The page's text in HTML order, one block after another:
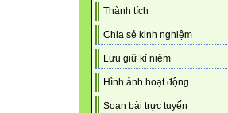
Thành tích
Chia sẻ kinh nghiệm
Lưu giữ kỉ niệm
Hình ảnh hoạt động
Soạn bài trực tuyến